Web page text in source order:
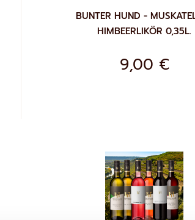
BUNTER HUND -
HIMBEERLIKÖR 0,35L.
9,00 €